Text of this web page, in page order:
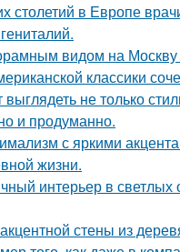
столетий в Европе
видом на Москву
классики
не только
и продуманно.
с яркими
жизни.
интерьер в светлых
стены из